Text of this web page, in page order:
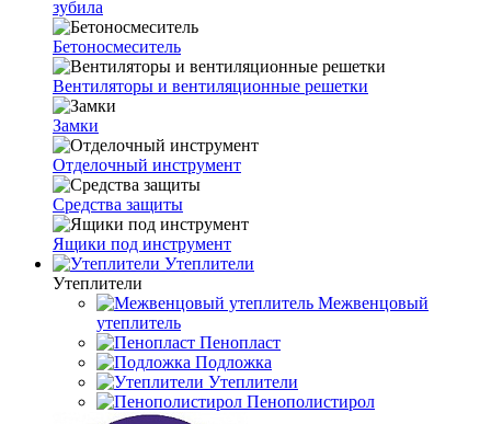
зубила
Бетоносмеситель
Вентиляторы и вентиляционные решетки
Замки
Отделочный инструмент
Средства защиты
Ящики под инструмент
Утеплители
Утеплители
Межвенцовый
утеплитель
Пенопласт
Подложка
Утеплители
Пенополистирол